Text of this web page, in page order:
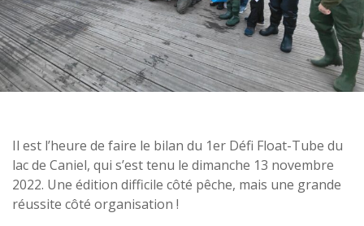
Il est l’heure de faire le bilan du 1er Défi Float-Tube du
lac de Caniel, qui s’est tenu le dimanche 13 novembre
2022. Une édition difficile côté pêche, mais une grande
réussite côté organisation !